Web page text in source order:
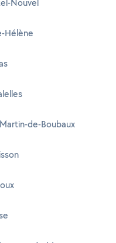
Nouvel
Hélène
de-Boubaux